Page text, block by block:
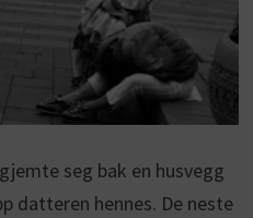
seg bak en husvegg
datteren hennes. De neste